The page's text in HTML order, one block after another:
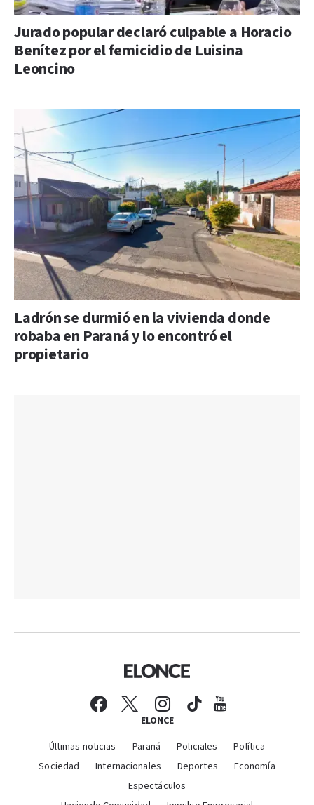
Jurado popular declaró culpable a Horacio
Benítez por el femicidio de Luisina
Leoncino
Ladrón se durmió en la vivienda donde
robaba en Paraná y lo encontró el
propietario
ELONCE
Últimas noticias Paraná Policiales
Política
Sociedad
Internacionales Deportes
Economía
Espectáculos